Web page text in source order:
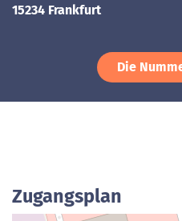
15234 Frankfurt
Die
Zugangsplan